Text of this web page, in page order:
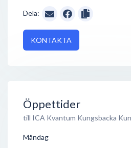
Dela:
KONTAKTA
Öppettider
till ICA Kvantum Kungsbacka
Måndag